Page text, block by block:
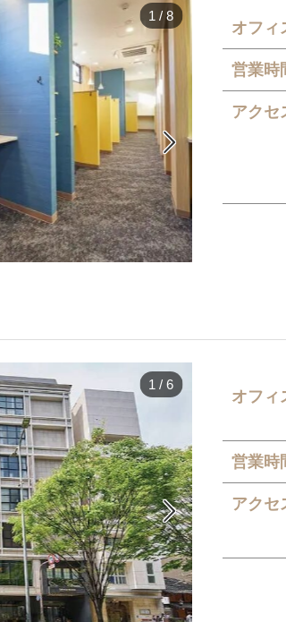

1 / 8
オフィ
営業時
アクセ

1 / 6
オフィ
営業時
アクセ